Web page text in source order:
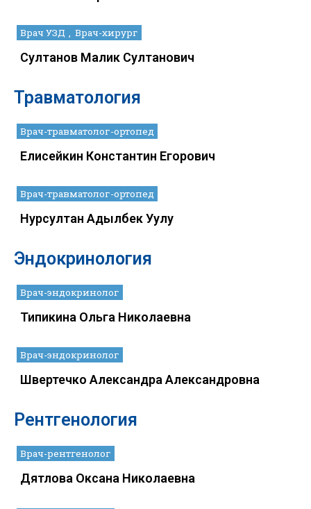
Врач УЗД Врач-хирург
Султанов Малик Султанович
Травматология
Врач-травматолог-ортопед
Елисейкин Константин Егорович
Врач-травматолог-ортопед
Нурсултан Адылбек Уулу
Эндокринология
Врач-эндокринолог
Типикина Ольга Николаевна
Врач-эндокринолог
Швертечко Александра Александровна
Рентгенология
Врач-рентгенолог
Дятлова Оксана Николаевна